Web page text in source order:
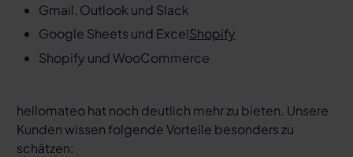
Gmail, Outlook und Slack
Google Sheets und ExcelShopify
Shopify und WooCommerce
hellomateo hat noch deutlich mehr zu bieten. Unsere
Kunden wissen folgende Vorteile besonders zu
schätzen: